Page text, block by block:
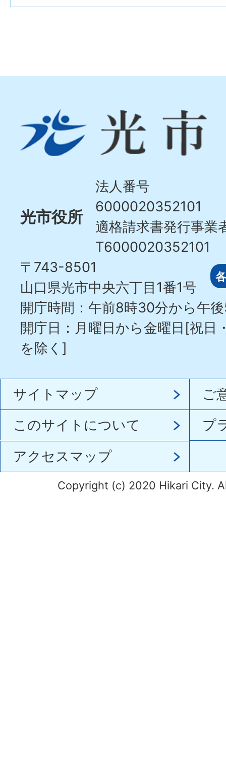
市
Hikari
光市役所
法人番号
6000020352101
適格請求書発行事業
T6000020352101
〒743-8501
山口県光市中央六丁目1番1号
開庁時間：午前8時30分から午
開庁日：月曜日から金曜日[祝日
を除く]
サイトマップ
ご
このサイトについて
プ
アクセスマップ
Copyright (c) 2020 Hikari City.